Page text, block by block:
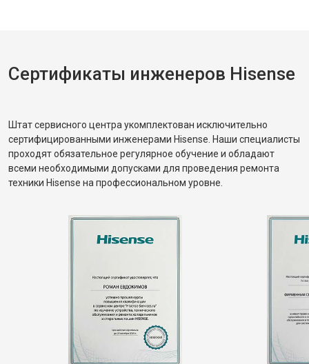
Сертификаты инженеров Hisense
Штат сервисного центра укомплектован исключительно
сертифицированными инженерами Hisense. Наши специалисты
проходят обязательное регулярное обучение и обладают
всеми необходимыми допусками для проведения ремонта
техники Hisense на профессиональном уровне.